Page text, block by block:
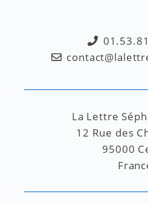
La Lettre
12 Rue des
95000